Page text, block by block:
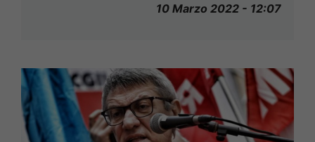
10 Marzo 2022 - 12:07